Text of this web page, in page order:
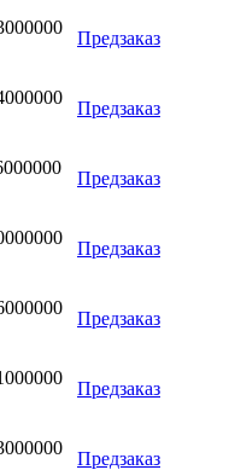
Предзаказ
Предзаказ
Предзаказ
Предзаказ
Предзаказ
Предзаказ
Предзаказ